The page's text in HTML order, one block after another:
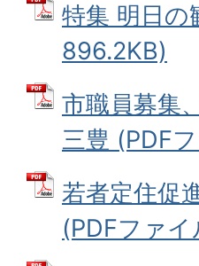
特集 明日の
896.2KB)
市職員募集
三豊 (PDF
若者定住促
(PDFファ